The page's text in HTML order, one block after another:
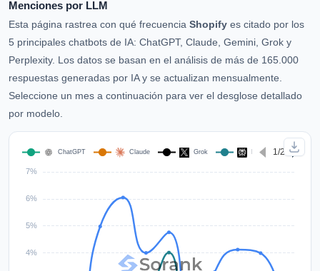
Menciones por LLM
Esta página rastrea con qué frecuencia Shopify es citado por los
5 principales chatbots de IA: ChatGPT, Claude, Gemini, Grok y
Perplexity. Los datos se basan en el análisis de más de 165.000
respuestas generadas por IA y se actualizan mensualmente.
Seleccione un mes a continuación para ver el desglose detallado
por modelo.